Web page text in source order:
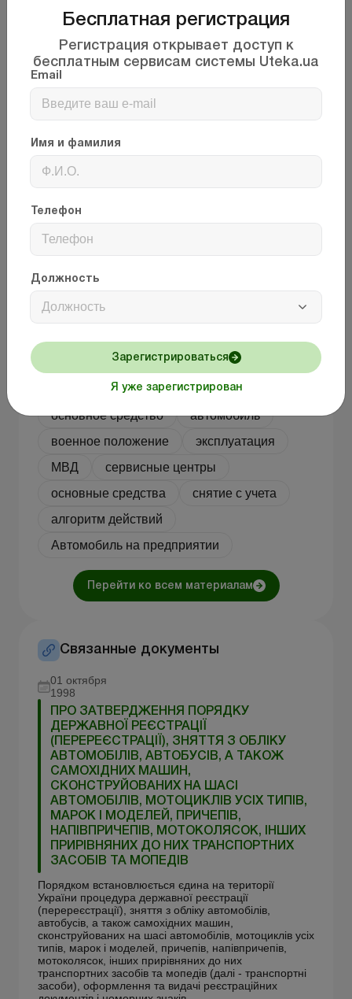
Обратите внимание!
Теперь вы можете читать бухгалтерские новости от
“Uteka.ua” в Telegram, а обсуждать их в наших
социальных сетях и других платформах.
Присоединяйтесь и узнавайте самые важные новости
Linkedin
Другие темы:
хозяйственная деятельность
основное средство
автомобиль
военное положение
эксплуатация
МВД
сервисные центры
основные средства
снятие с учета
алгоритм действий
Автомобиль на предприятии
Перейти ко всем материалам
Связанные документы
01 октября
1998
ПРО ЗАТВЕРДЖЕННЯ ПОРЯДКУ
ДЕРЖАВНОЇ РЕЄСТРАЦІЇ
(ПЕРЕРЕЄСТРАЦІЇ), ЗНЯТТЯ З ОБЛІКУ
АВТОМОБІЛІВ, АВТОБУСІВ, А ТАКОЖ
САМОХІДНИХ МАШИН,
СКОНСТРУЙОВАНИХ НА ШАСІ
АВТОМОБІЛІВ, МОТОЦИКЛІВ УСІХ ТИПІВ,
МАРОК І МОДЕЛЕЙ, ПРИЧЕПІВ,
НАПІВПРИЧЕПІВ, МОТОКОЛЯСОК, ІНШИХ
ПРИРІВНЯНИХ ДО НИХ ТРАНСПОРТНИХ
ЗАСОБІВ ТА МОПЕДІВ
Порядком встановлюється єдина на території
України процедура державної реєстрації
(перереєстрації), зняття з обліку автомобілів,
автобусів, а також самохідних машин,
сконструйованих на шасі автомобілів, мотоциклів усіх
типів, марок і моделей, причепів, напівпричепів,
мотоколясок, інших прирівняних до них
транспортних засобів та мопедів (далі - транспортні
засоби), оформлення та видачі реєстраційних
Бесплатная регистрация
Регистрация открывает доступ к
бесплатным сервисам системы Uteka.ua
Email
Имя и фамилия
Телефон
Должность
Должность
Я уже зарегистрирован
Зарегистрироваться